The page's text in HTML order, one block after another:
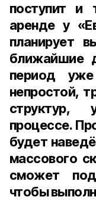
поступит и
аренде у
планирует
ближайшие
период
непростой,
структур,
процессе.
будет
массового
сможет
чтобы